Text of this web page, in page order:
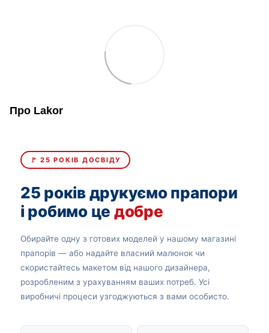
Про Lakor
🚩 25 РОКІВ ДОСВІДУ
25 років друкуємо прапори
і робимо це добре
Обирайте одну з готових моделей у нашому магазині
прапорів — або надайте власний малюнок чи
скористайтесь макетом від нашого дизайнера,
розробленим з урахуванням ваших потреб. Усі
виробничі процеси узгоджуються з вами особисто.